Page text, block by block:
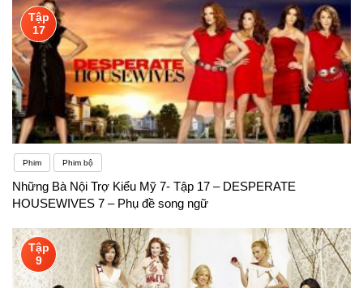
Tập
17
Phim Phim bộ
Những Bà Nội Trợ Kiểu Mỹ 7- Tập 17 – DESPERATE
HOUSEWIVES 7 – Phụ đề song ngữ
Tập
9